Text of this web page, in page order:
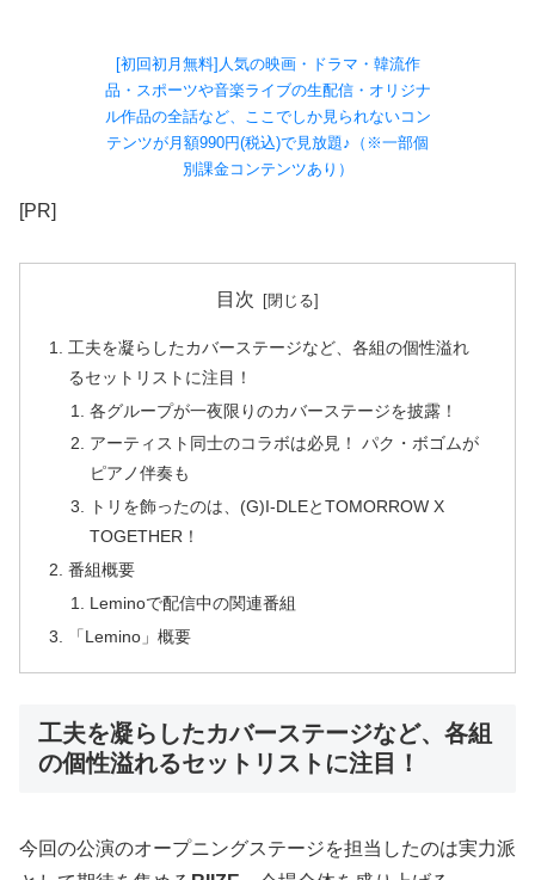
[初回初月無料]人気の映画・ドラマ・韓流作
品・スポーツや音楽ライブの生配信・オリジナ
ル作品の全話など、ここでしか見られないコン
テンツが月額990円(税込)で見放題♪（※一部個
別課金コンテンツあり）
[PR]
目次
工夫を凝らしたカバーステージなど、各組の個性溢れ
るセットリストに注目！
各グループが一夜限りのカバーステージを披露！
アーティスト同士のコラボは必見！ パク・ボゴムが
ピアノ伴奏も
トリを飾ったのは、(G)I-DLEとTOMORROW X
TOGETHER！
番組概要
Leminoで配信中の関連番組
「Lemino」概要
工夫を凝らしたカバーステージなど、各組
の個性溢れるセットリストに注目！
今回の公演のオープニングステージを担当したのは実力派